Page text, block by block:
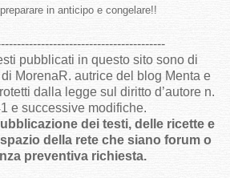
in anticipo e congelare!!
pubblicati in questo sito sono di
MorenaR. autrice del blog Menta e
dalla legge sul diritto d’autore n.
e successive modifiche.
dei testi, delle ricette e
della rete che siano forum o
preventiva richiesta.